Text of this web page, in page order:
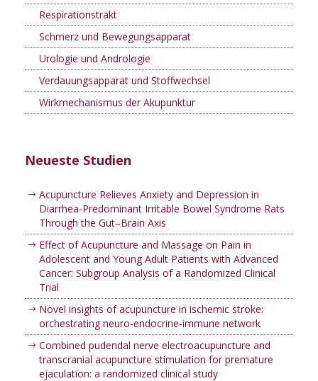
Respirationstrakt
Schmerz und Bewegungsapparat
Urologie und Andrologie
Verdauungsapparat und Stoffwechsel
Wirkmechanismus der Akupunktur
Neueste Studien
Acupuncture Relieves Anxiety and Depression in
Diarrhea-Predominant Irritable Bowel Syndrome Rats
Through the Gut–Brain Axis
Effect of Acupuncture and Massage on Pain in
Adolescent and Young Adult Patients with Advanced
Cancer: Subgroup Analysis of a Randomized Clinical
Trial
Novel insights of acupuncture in ischemic stroke:
orchestrating neuro-endocrine-immune network
Combined pudendal nerve electroacupuncture and
transcranial acupuncture stimulation for premature
ejaculation: a randomized clinical study